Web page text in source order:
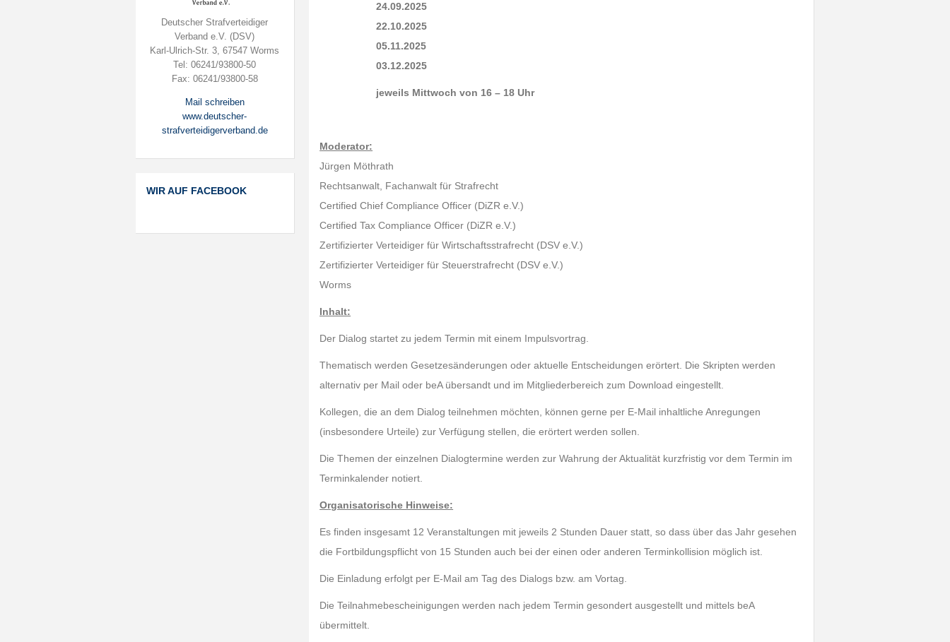
Deutscher Strafverteidiger
Verband e.V. (DSV)
Karl-Ulrich-Str. 3, 67547 Worms
Tel: 06241/93800-50
Fax: 06241/93800-58
Mail schreiben
www.deutscher-
strafverteidigerverband.de
WIR AUF FACEBOOK
24.09.2025
22.10.2025
05.11.2025
03.12.2025
jeweils Mittwoch von 16 – 18 Uhr
Moderator:
Jürgen Möthrath
Rechtsanwalt, Fachanwalt für Strafrecht
Certified Chief Compliance Officer (DiZR e.V.)
Certified Tax Compliance Officer (DiZR e.V.)
Zertifizierter Verteidiger für Wirtschaftsstrafrecht (DSV e.V.)
Zertifizierter Verteidiger für Steuerstrafrecht (DSV e.V.)
Worms
Inhalt:
Der Dialog startet zu jedem Termin mit einem Impulsvortrag.
Thematisch werden Gesetzesänderungen oder aktuelle Entscheidungen erörtert. Die Skripten werden
alternativ per Mail oder beA übersandt und im Mitgliederbereich zum Download eingestellt.
Kollegen, die an dem Dialog teilnehmen möchten, können gerne per E-Mail inhaltliche Anregungen
(insbesondere Urteile) zur Verfügung stellen, die erörtert werden sollen.
Die Themen der einzelnen Dialogtermine werden zur Wahrung der Aktualität kurzfristig vor dem Termin im
Terminkalender notiert.
Organisatorische Hinweise:
Es finden insgesamt 12 Veranstaltungen mit jeweils 2 Stunden Dauer statt, so dass über das Jahr gesehen
die Fortbildungspflicht von 15 Stunden auch bei der einen oder anderen Terminkollision möglich ist.
Die Einladung erfolgt per E-Mail am Tag des Dialogs bzw. am Vortag.
Die Teilnahmebescheinigungen werden nach jedem Termin gesondert ausgestellt und mittels beA
übermittelt.